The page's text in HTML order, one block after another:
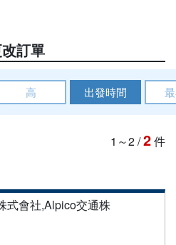
訂單
高 出發時間
1～2/2件
式會社,Alpico交通株